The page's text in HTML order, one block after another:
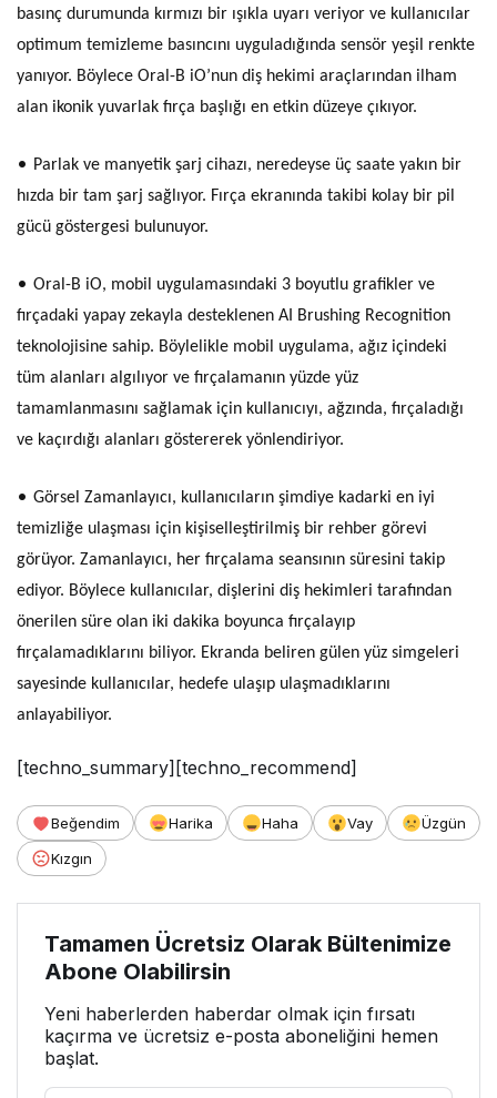
basınç durumunda kırmızı bir ışıkla uyarı veriyor ve kullanıcılar
optimum temizleme basıncını uyguladığında sensör yeşil renkte
yanıyor. Böylece Oral-B iO’nun diş hekimi araçlarından ilham
alan ikonik yuvarlak fırça başlığı en etkin düzeye çıkıyor.
• Parlak ve manyetik şarj cihazı, neredeyse üç saate yakın bir
hızda bir tam şarj sağlıyor. Fırça ekranında takibi kolay bir pil
gücü göstergesi bulunuyor.
•Oral-B iO, mobil uygulamasındaki 3 boyutlu grafikler ve
fırçadaki yapay zekayla desteklenen AI Brushing Recognition
teknolojisine sahip. Böylelikle mobil uygulama, ağız içindeki
tüm alanları algılıyor ve fırçalamanın yüzde yüz
tamamlanmasını sağlamak için kullanıcıyı, ağzında, fırçaladığı
ve kaçırdığı alanları göstererek yönlendiriyor.
•Görsel Zamanlayıcı, kullanıcıların şimdiye kadarki en iyi
temizliğe ulaşması için kişiselleştirilmiş bir rehber görevi
görüyor. Zamanlayıcı, her fırçalama seansının süresini takip
ediyor. Böylece kullanıcılar, dişlerini diş hekimleri tarafından
önerilen süre olan iki dakika boyunca fırçalayıp
fırçalamadıklarını biliyor. Ekranda beliren gülen yüz simgeleri
sayesinde kullanıcılar, hedefe ulaşıp ulaşmadıklarını
anlayabiliyor.
[techno_summary][techno_recommend]
Beğendim Harika Haha Vay
Üzgün
Kızgın
Tamamen Ücretsiz Olarak Bültenimize
Abone Olabilirsin
Yeni haberlerden haberdar olmak için fırsatı
kaçırma ve ücretsiz e-posta aboneliğini hemen
başlat.